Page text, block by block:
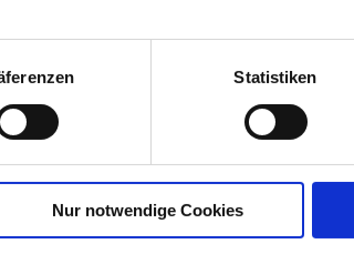
Statistiken
Nur notwendige Cookies